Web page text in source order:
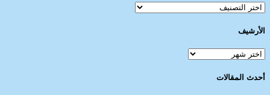
تصنيفات
الأرشيف
الأرشيف
أحدث المقالات